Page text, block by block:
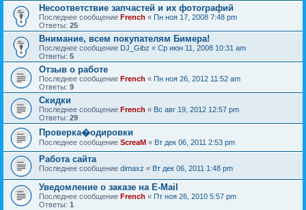
Несоответствие запчастей и их фотографий
Последнее сообщение French « Пн ноя 17, 2008 7:48 pm
Ответы: 25
Внимание, всем покупателям Бимера!
Последнее сообщение DJ_Gibz « Ср июн 11, 2008 10:31 am
Ответы: 5
Отзыв о работе
Последнее сообщение French « Пн ноя 26, 2012 11:52 am
Ответы: 9
Скидки
Последнее сообщение French « Вс авг 19, 2012 12:57 pm
Ответы: 29
Проверка�одировки
Последнее сообщение ScreaM « Вт дек 06, 2011 2:53 pm
Работа сайта
Последнее сообщение dimaxz « Вт дек 06, 2011 1:48 pm
Уведомление о заказе на E-Mail
Последнее сообщение French « Пт ноя 26, 2010 5:57 pm
Ответы: 1